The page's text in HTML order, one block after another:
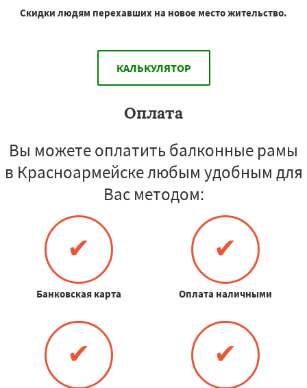
Скидки людям перехавших на новое место жительство.
КАЛЬКУЛЯТОР
Оплата
Вы можете оплатить балконные рамы
в Красноармейске любым удобным для
Вас методом:
✔
Банковская карта
✔
Оплата наличными
✔ ✔